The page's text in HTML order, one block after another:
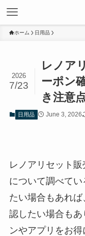
ホーム 日用品
レノア
ーポン
き注意
2026
7/23
日用品 June 3, 2026
レノアリセット
について調べて
たい場合もあれ
認したい場合も
ンやアプリをお